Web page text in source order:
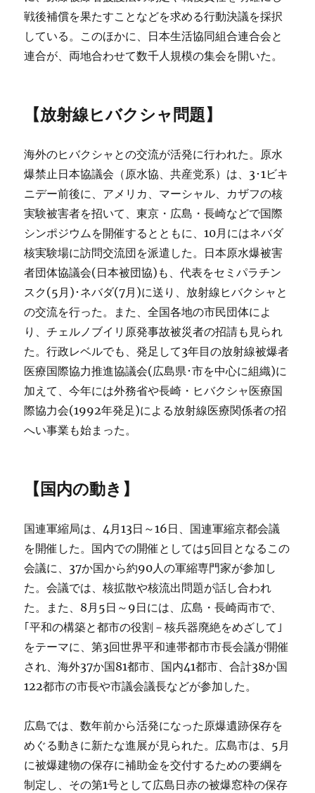
戦後補償を果たすことなどを求める行動決議を採択
している。このほかに、日本生活協同組合連合会と
連合が、両地合わせて数千人規模の集会を開いた。
【放射線ヒバクシャ問題】
海外のヒバクシャとの交流が活発に行われた。原水
爆禁止日本協議会（原水協、共産党系）は、3･1ビキ
ニデー前後に、アメリカ、マーシャル、カザフの核
実験被害者を招いて、東京・広島・長崎などで国際
シンポジウムを開催するとともに、10月にはネバダ
核実験場に訪問交流団を派遣した。日本原水爆被害
者団体協議会(日本被団協)も、代表をセミパラチン
スク(5月)･ネバダ(7月)に送り、放射線ヒバクシャと
の交流を行った。また、全国各地の市民団体によ
り、チェルノブイリ原発事故被災者の招請も見られ
た。行政レベルでも、発足して3年目の放射線被爆者
医療国際協力推進協議会(広島県･市を中心に組織)に
加えて、今年には外務省や長崎・ヒバクシャ医療国
際協力会(1992年発足)による放射線医療関係者の招
へい事業も始まった。
【国内の動き】
国連軍縮局は、4月13日～16日、国連軍縮京都会議
を開催した。国内での開催としては5回目となるこの
会議に、37か国から約90人の軍縮専門家が参加し
た。会議では、核拡散や核流出問題が話し合われ
た。また、8月5日～9日には、広島・長崎両市で、
｢平和の構築と都市の役割－核兵器廃絶をめざして｣
をテーマに、第3回世界平和連帯都市市長会議が開催
され、海外37か国81都市、国内41都市、合計38か国
122都市の市長や市議会議長などが参加した。
広島では、数年前から活発になった原爆遺跡保存を
めぐる動きに新たな進展が見られた。広島市は、5月
に被爆建物の保存に補助金を交付するための要綱を
制定し、その第1号として広島日赤の被爆窓枠の保存